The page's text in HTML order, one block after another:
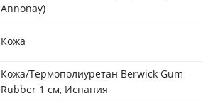
Annonay)
Кожа
Кожа/Термополиуретан Berwick Gum
Rubber 1 см, Испания